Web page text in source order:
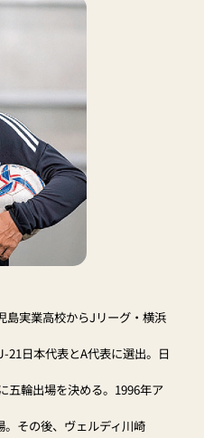
島実業高校からJリーグ・横浜
21日本代表とA代表に選出。日
五輪出場を決める。1996年ア
。その後、ヴェルディ川崎